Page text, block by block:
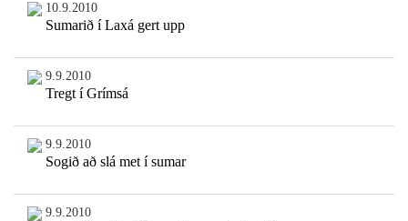
10.9.2010
Sumarið í Laxá gert upp
9.9.2010
Tregt í Grímsá
9.9.2010
Sogið að slá met í sumar
9.9.2010